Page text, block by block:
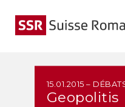
15.01.2015 –
Geopolitis